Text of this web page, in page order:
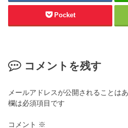
Pocket
コメントを残す
メールアドレスが公開されることはあ
欄は必須項目です
コメント ※